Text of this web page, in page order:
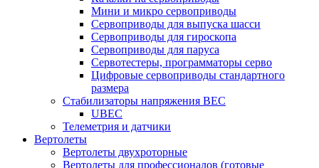
Мини и микро сервоприводы
Сервоприводы для выпуска шасси
Сервоприводы для гироскопа
Сервоприводы для паруса
Сервотестеры, программаторы серво
Цифровые сервоприводы стандартного
размера
Стабилизаторы напряжения BEC
UBEC
Телеметрия и датчики
Вертолеты
Вертолеты двухроторные
Вертолеты для профессионалов (готовые